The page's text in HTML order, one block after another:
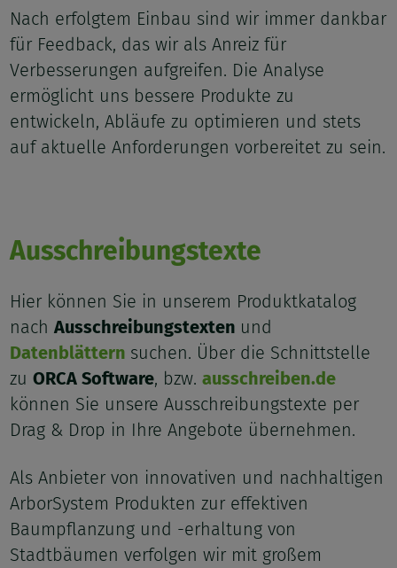
Nach erfolgtem Einbau sind wir immer dankbar
für Feedback, das wir als Anreiz für
Verbesserungen aufgreifen. Die Analyse
ermöglicht uns bessere Produkte zu
entwickeln, Abläufe zu optimieren und stets
auf aktuelle Anforderungen vorbereitet zu sein.
Ausschreibungstexte
Hier können Sie in unserem Produktkatalog
nachAusschreibungstexten und
Datenblättern suchen. Über die Schnittstelle
zuORCA Software, bzw.ausschreiben.de
können Sie unsere Ausschreibungstexte per
Drag & Drop in Ihre Angebote übernehmen.
Als Anbieter von innovativen und nachhaltigen
ArborSystem Produkten zur effektiven
Baumpflanzung und -erhaltung von
Stadtbäumen verfolgen wir mit großem